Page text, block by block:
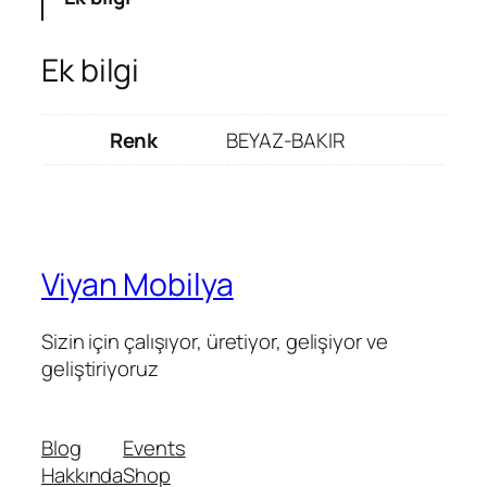
Ek bilgi
Renk BEYAZ-BAKIR
Viyan Mobilya
Sizin için çalışıyor, üretiyor, gelişiyor ve
geliştiriyoruz
Blog
Hakkında
Events
Shop